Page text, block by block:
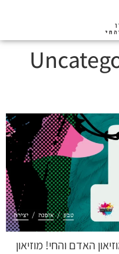
האדם והחי! מוזיאון